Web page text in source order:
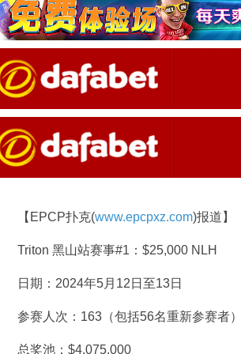
【EPCP扑克(www.epcpxz.com)报道】
Triton 黑山站赛事#1：$25,000 NLH
日期：2024年5月12日至13日
参赛人次：163（包括56名重新参赛者
总奖池：$4,075,000